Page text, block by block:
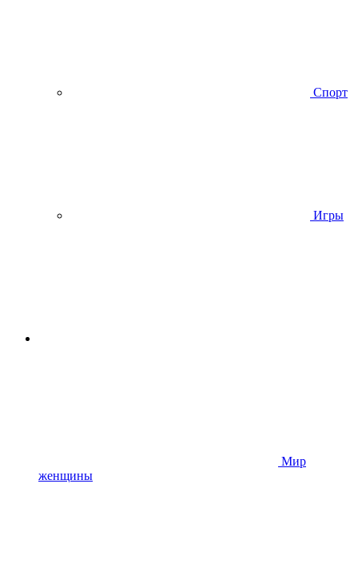
Спорт
Игры
Мир
женщины